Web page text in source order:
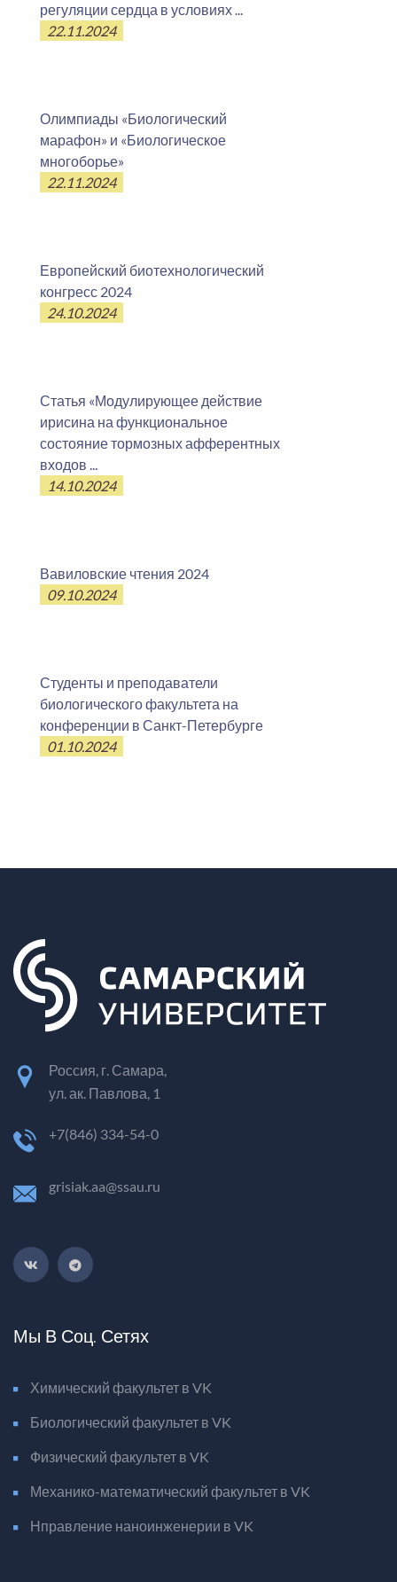
регуляции сердца в условиях ...
22.11.2024
Олимпиады «Биологический
марафон» и «Биологическое
многоборье»
22.11.2024
Европейский биотехнологический
конгресс 2024
24.10.2024
Статья «Модулирующее действие
ирисина на функциональное
состояние тормозных афферентных
входов ...
14.10.2024
Вавиловские чтения 2024
09.10.2024
Студенты и преподаватели
биологического факультета на
конференции в Санкт-Петербурге
01.10.2024
Россия, г. Самара,
ул. ак. Павлова, 1
+7(846) 334-54-0
grisiak.aa@ssau.ru
Мы В Соц. Сетях
Химический факультет в VK
Биологический факультет в VK
Физический факультет в VK
Механико-математический факультет в VK
Нправление наноинженерии в VK